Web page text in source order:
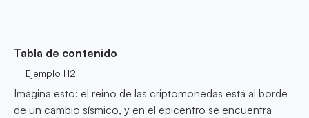
Tabla de contenido
Ejemplo H2
Imagina esto: el reino de las criptomonedas está al borde
de un cambio sísmico, y en el epicentro se encuentra